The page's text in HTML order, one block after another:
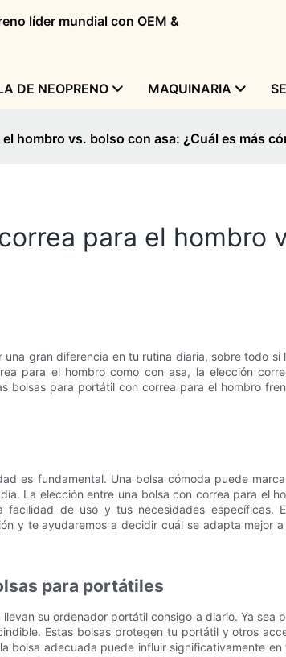
líder mundial con OEM &
DE NEOPRENO MAQUINARIA
hombro vs. bolso con asa: ¿Cuál es más
para el hombro
gran diferencia en tu rutina diaria, sobre todo si
para el hombro como con asa, la elección
bolsas para portátil con correa para el hombro
es fundamental. Una bolsa cómoda puede
La elección entre una bolsa con correa para el
de uso y tus necesidades específicas.
y te ayudaremos a decidir cuál se adapta mejor
para portátiles
su ordenador portátil consigo a diario. Ya sea
Estas bolsas protegen tu portátil y otros
bolsa adecuada puede influir significativamente